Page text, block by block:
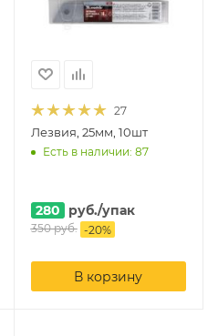
27
Лезвия, 25мм, 10шт
Есть в наличии: 87
280 руб./упак
350руб. -20%
В корзину